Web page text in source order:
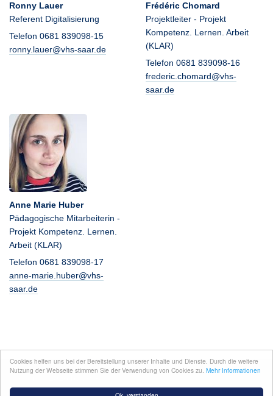
Cookies helfen uns bei der Bereitstellung unserer Inhalte und Dienste. Durch die weitere
Nutzung der Webseite stimmen Sie der Verwendung von Cookies zu. Mehr Informationen
Ronny Lauer
Referent Digitalisierung
Telefon 0681 839098-15
ronny.lauer@vhs-saar.de
Frédéric Chomard
Projektleiter - Projekt
Kompetenz. Lernen. Arbeit
(KLAR)
Telefon 0681 839098-16
frederic.chomard@vhs-
saar.de
Anne Marie Huber
Pädagogische Mitarbeiterin -
Projekt Kompetenz. Lernen.
Arbeit (KLAR)
Telefon 0681 839098-17
anne-marie.huber@vhs-
saar.de
Impressum